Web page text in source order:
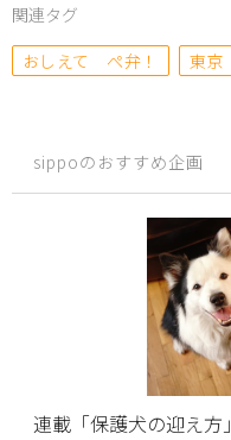
関連タグ
おしえて ぺ弁！
東京
sippoのおすすめ企画
連載「保護犬の迎え方」